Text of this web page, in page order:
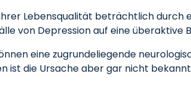
Lebensqualität beträchtlich durch
von Depression auf eine überaktive
eine zugrundeliegende
ist die Ursache aber gar nicht